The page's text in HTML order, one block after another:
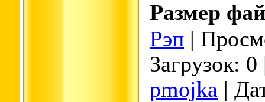
Размер
Рэп |
Загрузок:
pmojka |